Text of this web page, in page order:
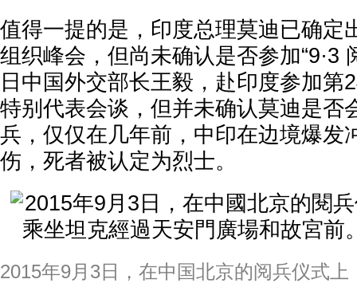
值得一提的是，印度总理莫迪已确定
组织峰会，但尚未确认是否参加“9·3
日中国外交部长王毅，赴印度参加第
特别代表会谈，但并未确认莫迪是否
兵，仅仅在几年前，中印在边境爆发
伤，死者被认定为烈士。
2015年9月3日，在中国北京的阅兵仪式